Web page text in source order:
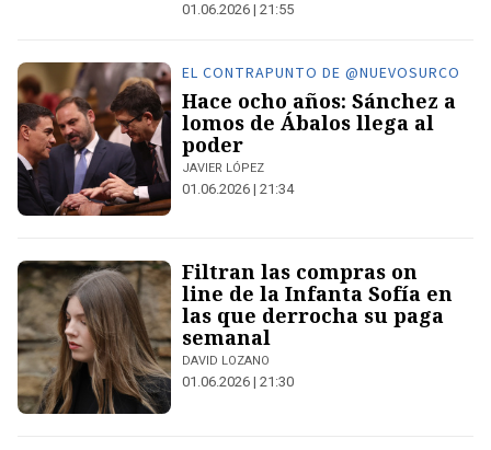
01.06.2026 | 21:55
EL CONTRAPUNTO DE @NUEVOSURCO
Hace ocho años: Sánchez a
lomos de Ábalos llega al
poder
JAVIER LÓPEZ
01.06.2026 | 21:34
Filtran las compras on
line de la Infanta Sofía en
las que derrocha su paga
semanal
DAVID LOZANO
01.06.2026 | 21:30